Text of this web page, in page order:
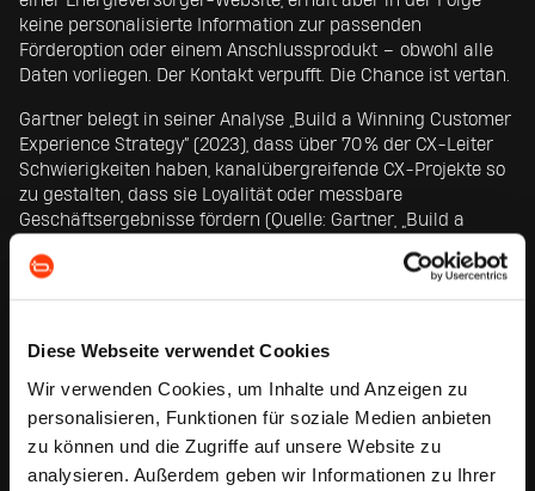
Diese Webseite verwendet Cookies
Wir verwenden Cookies, um Inhalte und Anzeigen zu
personalisieren, Funktionen für soziale Medien anbieten
zu können und die Zugriffe auf unsere Website zu
analysieren. Außerdem geben wir Informationen zu Ihrer
keine personalisierte Information zur passenden
Förderoption oder einem Anschlussprodukt – obwohl alle
Daten vorliegen. Der Kontakt verpufft. Die Chance ist vertan.
Gartner belegt in seiner Analyse „Build a Winning Customer
Experience Strategy“ (2023), dass über 70 % der CX-Leiter
Schwierigkeiten haben, kanalübergreifende CX-Projekte so
zu gestalten, dass sie Loyalität oder messbare
Geschäftsergebnisse fördern (Quelle: Gartner, „Build a
WARUM JOURNEY-DESIGN DIE NEUE
STEUERUNGSARCHITEKTUR WIRD.